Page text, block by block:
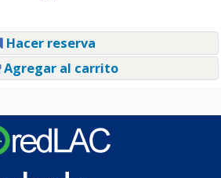
Hacer reserva
Agregar al carrito